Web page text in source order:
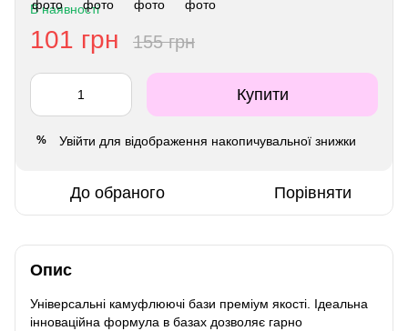
В наявності
101 грн 155 грн
Купити
% Увійти для відображення накопичувальної знижки
До обраного Порівняти
Опис
Універсальні камуфлюючі бази преміум якості. Ідеальна
інноваційна формула в базах дозволяє гарно